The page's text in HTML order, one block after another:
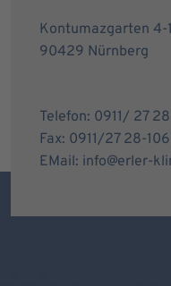
Kontumazgarten 4-
90429 Nürnberg
Telefon: 0911/ 27
Fax: 0911/27 28-106
EMail: info@erler-